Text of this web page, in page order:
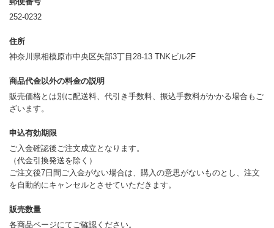
252-0232
住所
神奈川県相模原市中央区矢部3丁目28-13 TNKビル2F
商品代金以外の料金の説明
販売価格とは別に配送料、代引き手数料、振込手数料がかかる場合もご
ざいます。
申込有効期限
ご入金確認後ご注文成立となります。
（代金引換発送を除く）
ご注文後7日間ご入金がない場合は、購入の意思がないものとし、注文
を自動的にキャンセルとさせていただきます。
販売数量
各商品ページにてご確認ください。